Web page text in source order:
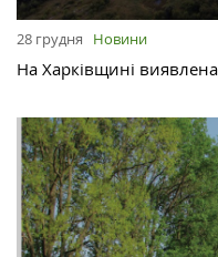
28 грудня Новини
На Харківщині